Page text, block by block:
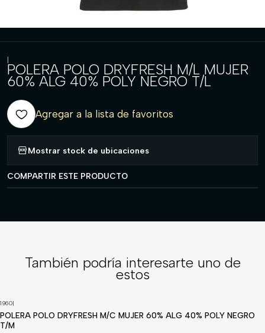
|
POLERA POLO DRYFRESH M/L MUJER
60% ALG 40% POLY NEGRO T/L
Agregar a la lista de favoritos
Mostrar stock de ubicaciones
COMPARTIR ESTE PRODUCTO
También podría interesarte uno de
estos
1960|
POLERA POLO DRYFRESH M/C MUJER 60% ALG 40% POLY NEGRO
T/M